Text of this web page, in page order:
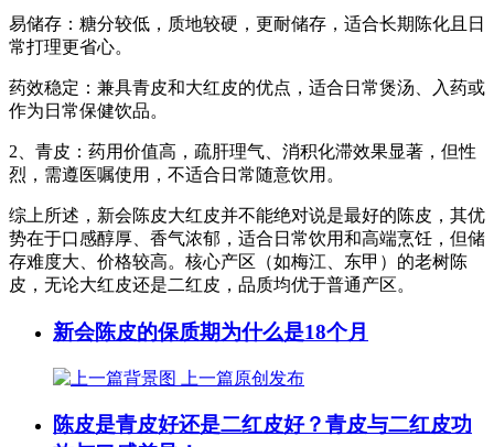
易储存：糖分较低，质地较硬，更耐储存，适合长期陈化且日
常打理更省心。
药效稳定：兼具青皮和大红皮的优点，适合日常煲汤、入药或
作为日常保健饮品。
2、青皮：药用价值高，疏肝理气、消积化滞效果显著，但性
烈，需遵医嘱使用，不适合日常随意饮用。
综上所述，新会陈皮大红皮并不能绝对说是最好的陈皮，其优
势在于口感醇厚、香气浓郁，适合日常饮用和高端烹饪，但储
存难度大、价格较高。核心产区（如梅江、东甲）的老树陈
皮，无论大红皮还是二红皮，品质均优于普通产区。
新会陈皮的保质期为什么是18个月
上一篇原创发布
陈皮是青皮好还是二红皮好？青皮与二红皮功